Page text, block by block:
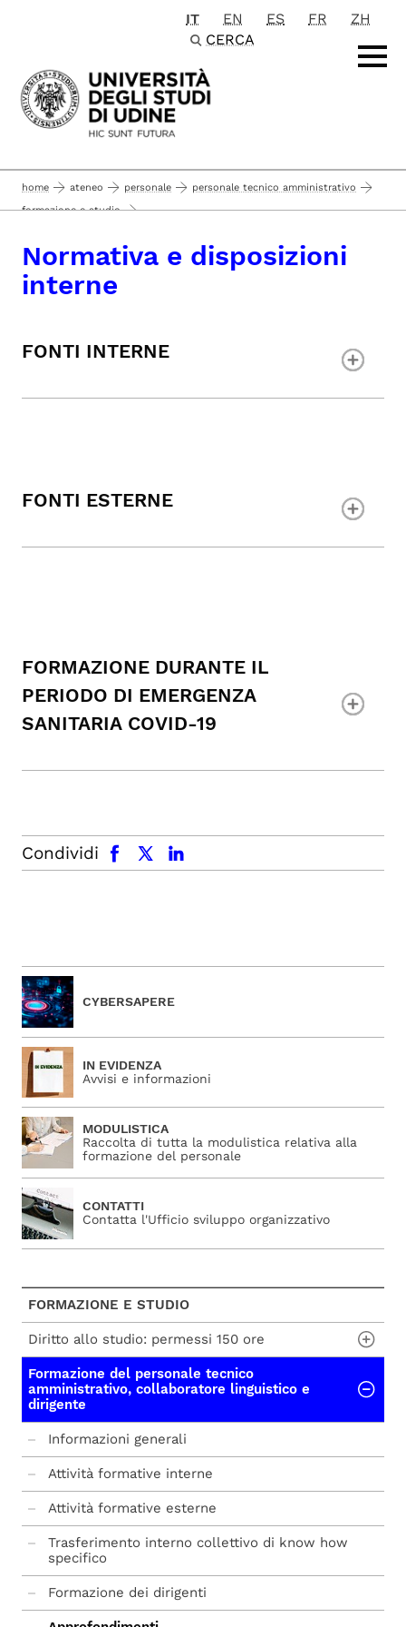
Passa al contenuto principale
IT EN ES FR
ZH
CERCA
home ateneo personale
personale tecnico amministrativo
formazione e studio
approfondimenti normativa e disposizioni interne
Normativa e disposizioni
interne
FONTI INTERNE
FONTI ESTERNE
FORMAZIONE DURANTE IL
PERIODO DI EMERGENZA
SANITARIA COVID-19
Condividi
facebook x.com linkedin
CYBERSAPERE
IN EVIDENZA
Avvisi e informazioni
MODULISTICA
Raccolta di tutta la modulistica relativa alla
formazione del personale
CONTATTI
Contatta l'Ufficio sviluppo organizzativo
FORMAZIONE E STUDIO
Diritto allo studio: permessi 150 ore
mod. A richiesta permesso
mod. B dichiarazione percentuale cfu
mod. C frequenza
Prot. 122517 CIRCOLARE PERMESSI STUDIO
2025-2026
Formazione del personale tecnico
amministrativo, collaboratore linguistico e
dirigente
Informazioni generali
Attività formative interne
Attività formative esterne
Trasferimento interno collettivo di know how
specifico
Formazione dei dirigenti